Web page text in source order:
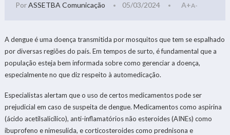
PorASSETBA Comunicação 05/03/2024 A+A-
A dengue é uma doença transmitida por mosquitos que tem se espalhado
por diversas regiões do país. Em tempos de surto, é fundamental que a
população esteja bem informada sobre como gerenciar a doença,
especialmente no que diz respeito à automedicação.
Especialistas alertam que o uso de certos medicamentos pode ser
prejudicial em caso de suspeita de dengue. Medicamentos como aspirina
(ácido acetilsalicílico), anti-inflamatórios não esteroides (AINEs) como
ibuprofeno e nimesulida, e corticosteroides como prednisona e